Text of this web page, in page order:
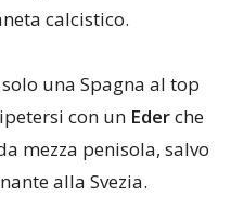
calcistico.
una Spagna al top
con un Ederche
mezza penisola, salvo
alla Svezia.